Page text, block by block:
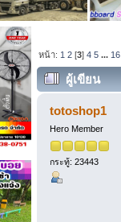
หน้า: 1 2 [3]4 5 ... 16
ผู้เขียน
โรงงาน26นิ้ว
totoshop1
Hero Member
กระทู้: 23443